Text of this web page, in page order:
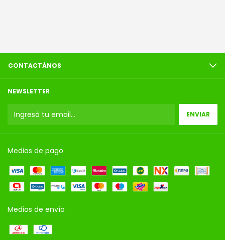
CONTACTÁNOS
NEWSLETTER
Medios de pago
Medios de envío